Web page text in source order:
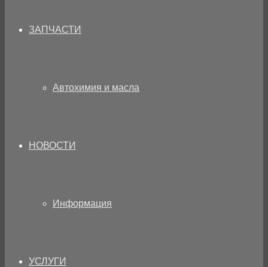
ЗАПЧАСТИ
Автохимия и масла
НОВОСТИ
Информация
УСЛУГИ